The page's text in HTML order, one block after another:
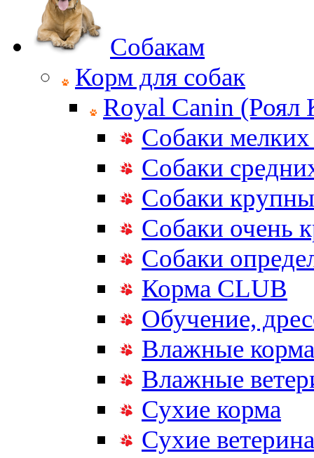
Собакам
Корм для собак
Royal Canin (Роял
Собаки мелких
Собаки
Собаки
Собаки очень
Собаки
Корма CLUB
Обучение,
Влажные корма
Влажные
Сухие корма
Сухие